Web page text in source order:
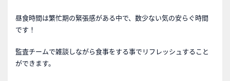
昼食時間は繁忙期の緊張感がある中で、数少ない気の安らぐ時間
です！
監査チームで雑談しながら食事をする事でリフレッシュすること
ができます。